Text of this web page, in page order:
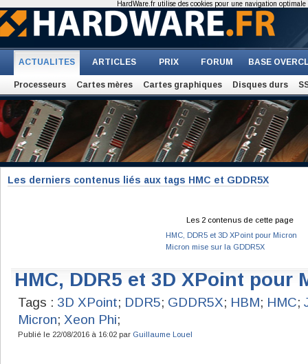
ACTUALITES ARTICLES PRIX FORUM BASE
Processeurs Cartes mères Cartes graphiques Disques durs
Les derniers contenus liés aux tags HMC et GDDR5X
Les 2 contenus de cette page
HMC, DDR5 et 3D XPoint pour Micron
Micron mise sur la GDDR5X
HMC, DDR5 et 3D XPoint pour
Tags : 3D XPoint; DDR5; GDDR5X; HBM; HMC;
Micron; Xeon Phi;
Publié le 22/08/2016 à 16:02 par Guillaume Louel
HardWare.fr utilise des cookies pour une navigation